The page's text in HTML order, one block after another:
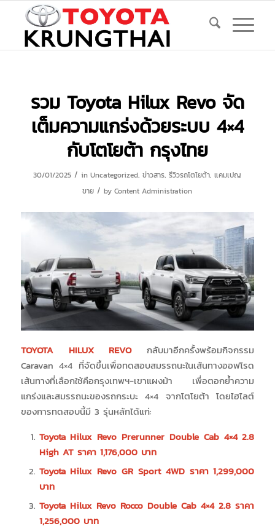
รวม Toyota Hilux Revo จัด
เต็มความแกร่งด้วยระบบ 4×4
กับโตโยต้า กรุงไทย
30/01/2025 / inUncategorized,ข่าวสาร,รีวิวรถโตโยต้า,แคมเปญ
ขาย / byContent Administration
TOYOTA HILUX REVOกลับมาอีกครั้งพร้อมกิจกรรม
Caravan 4×4 ที่จัดขึ้นเพื่อทดสอบสมรรถนะในเส้นทางออฟโรด
เส้นทางที่เลือกใช้คือกรุงเทพฯ-เขาแผงม้า เพื่อตอกย้ำความ
แกร่งและสมรรถนะของรถกระบะ 4×4 จากโตโยต้า โดยไฮไลต์
ของการทดสอบนี้มี 3 รุ่นหลักได้แก่:
Toyota Hilux Revo Prerunner Double Cab 4×4 2.8
High AT ราคา 1,176,000 บาท
Toyota Hilux Revo GR Sport 4WD ราคา 1,299,000
บาท
Toyota Hilux Revo Rocco Double Cab 4×4 2.8ราคา
1,256,000 บาท